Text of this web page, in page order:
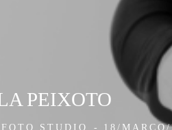
STUDIO 18/
PEIXOTO